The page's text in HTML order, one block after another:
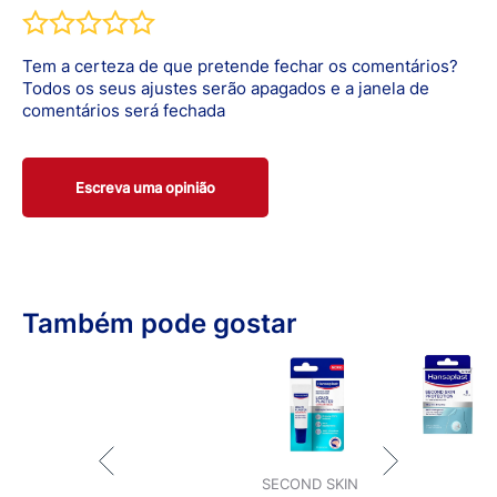
frequentemente amarelado e indica o modo de ação ou o
processo de cicatrização. Não se trata de pus nem de um
sinal de infeção, cujos sinais incluem, por exemplo,
vermelhidão, calor ou dor.
Em caso de dúvida, retire o penso e procure
aconselhamento médico.
Tem a certeza de que pretende fechar os comentários?
Todos os seus ajustes serão apagados e a janela de
comentários será fechada
Escreva uma opinião
Também pode gostar
SECOND SKIN